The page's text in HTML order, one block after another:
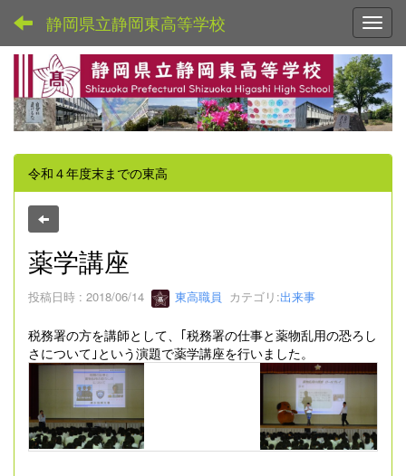
静岡県立静岡東高等学校
令和４年度末までの東高
薬学講座
投稿日時 : 2018/06/14 東高職員 カテゴリ:出来事
税務署の方を講師として、｢税務署の仕事と薬物乱用の恐ろし
さについて｣という演題で薬学講座を行いました。